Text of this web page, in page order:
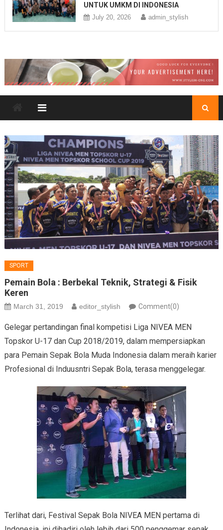
UNTUK UMKM DI INDONESIA
July 20, 2026 admin_stylish
SPORT
Pemain Bola : Berbekal Teknik, Strategi & Fisik
Keren
March 31, 2019 editor_stylish Comment(0)
Gelegar pertandingan final kompetisi Liga NIVEA MEN
Topskor U-17 dan Cup 2018/2019, dalam mempersiapkan
para Pemain Sepak Bola Muda Indonesia dalam meraih karier
Profesional di Induusntri Sepak Bola, terasa menggelegar.
Terlihat dari, Festival Sepak Bola NIVEA MEN pertama di